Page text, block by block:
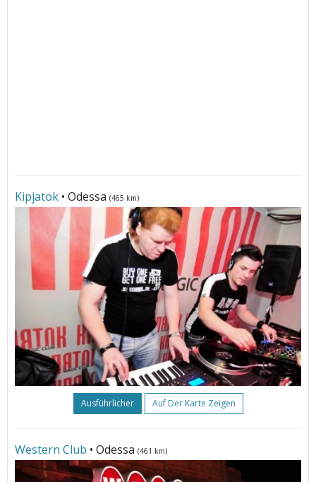
Kipjatok • Odessa (465 km)
Ausführlicher Auf Der Karte Zeigen
Western Club • Odessa (461 km)